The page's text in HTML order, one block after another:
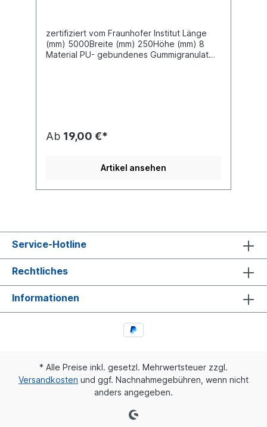
zertifiziert vom Fraunhofer Institut Länge
(mm) 5000Breite (mm) 250Höhe (mm) 8
Material PU- gebundenes Gummigranulat
Ab 19,00 €*
Artikel ansehen
Service-Hotline
Rechtliches
Informationen
* Alle Preise inkl. gesetzl. Mehrwertsteuer zzgl.
Versandkosten und ggf. Nachnahmegebühren, wenn nicht
anders angegeben.